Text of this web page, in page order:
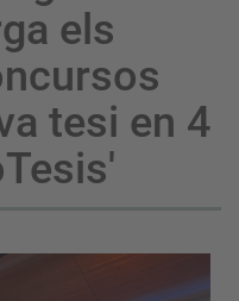
els
tesi en 4